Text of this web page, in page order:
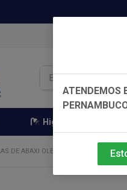
Higiene e Beleza
DE ABAXI OLE 300G
ATENDEMOS